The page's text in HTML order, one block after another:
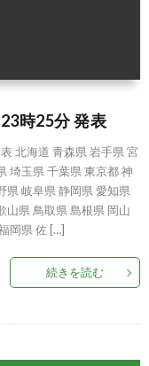
時25分 発表
北海道 青森県 岩手県 宮
埼玉県 千葉県 東京都 神
県 岐阜県 静岡県 愛知県
山県 鳥取県 島根県 岡山
岡県 佐 […]
続きを読む